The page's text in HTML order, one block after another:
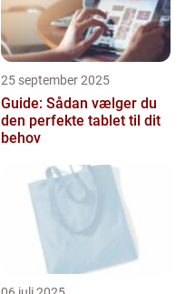
25 september 2025
Guide: Sådan vælger du
den perfekte tablet til dit
behov